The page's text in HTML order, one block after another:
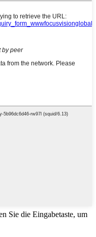
Sie die Eingabetaste, um